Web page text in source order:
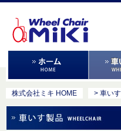
株式会社ミキ HOME > 車い